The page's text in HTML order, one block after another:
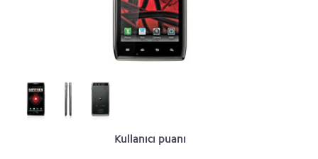
Kullanıcı puanı